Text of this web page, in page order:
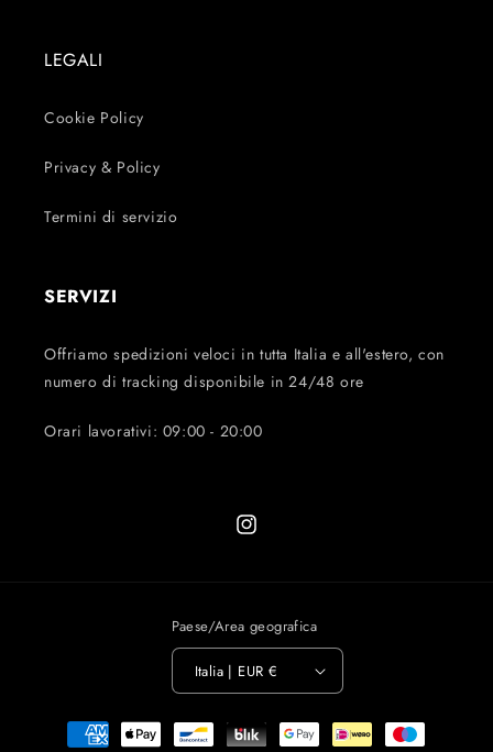
LEGALI
Cookie Policy
Privacy & Policy
Termini di servizio
SERVIZI
Offriamo spedizioni veloci in tutta Italia e all'estero, con
numero di tracking disponibile in 24/48 ore
Orari lavorativi: 09:00 - 20:00
Instagram
Paese/Area geografica
Italia | EUR €
Metodi